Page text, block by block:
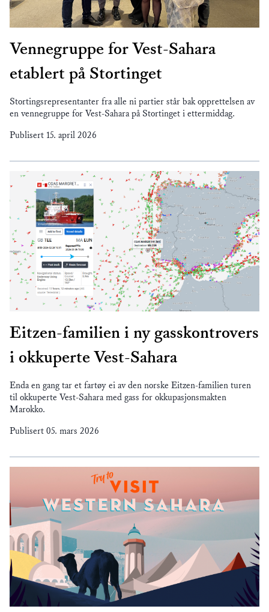
Vennegruppe for Vest-Sahara
etablert på Stortinget
Stortingsrepresentanter fra alle ni partier står bak opprettelsen av
en vennegruppe for Vest-Sahara på Stortinget i ettermiddag.
Publisert 15. april 2026
Eitzen-familien i ny gasskontrovers
i okkuperte Vest-Sahara
Enda en gang tar et fartøy ei av den norske Eitzen-familien turen
til okkuperte Vest-Sahara med gass for okkupasjonsmakten
Marokko.
Publisert 05. mars 2026